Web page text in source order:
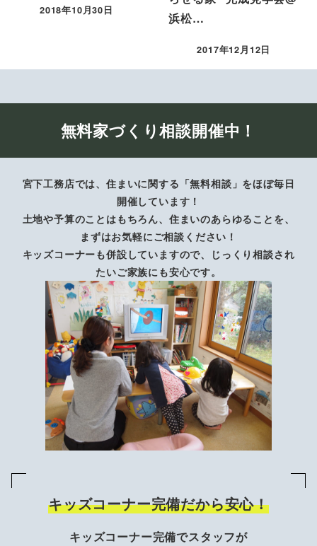
投稿日
2018年10月30日
浜松…
投稿日
2017年12月12日
無料家づくり相談開催中！
宮下工務店では、住まいに関する「無料相談」をほぼ毎日
開催しています！
土地や予算のことはもちろん、住まいのあらゆることを、
まずはお気軽にご相談ください！
キッズコーナーも併設していますので、じっくり相談され
たいご家族にも安心です。
キッズコーナー完備だから安心！
キッズコーナー完備でスタッフが